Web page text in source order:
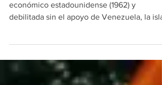
Presionada como nunca antes por el
económico estadounidense (1962) y
sobrevive resignada entre el aguante
por La Habana mientras negocia otro estatus
de relación con Washington. Tras la caída de